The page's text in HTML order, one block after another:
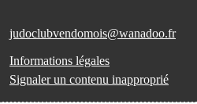
judoclubvendomois@wanadoo.fr
Informations légales
Signaler un contenu inapproprié